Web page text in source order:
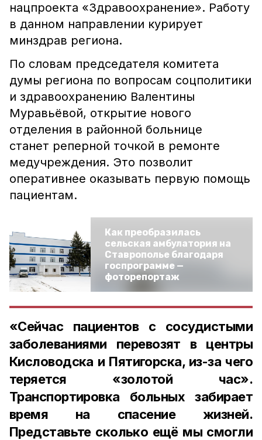
нацпроекта «Здравоохранение». Работу
в данном направлении курирует
минздрав региона.
По словам председателя комитета
думы региона по вопросам соцполитики
и здравоохранению Валентины
Муравьёвой, открытие нового
отделения в районной больнице
станет реперной точкой в ремонте
медучреждения. Это позволит
оперативнее оказывать первую помощь
пациентам.
Как преобразилась
сельская амбулатория на
Ставрополье благодаря
госпрограмме —
фоторепортаж
«Сейчас пациентов с сосудистыми
заболеваниями перевозят в центры
Кисловодска и Пятигорска, из-за чего
теряется «золотой час».
Транспортировка больных забирает
время на спасение жизней.
Представьте сколько ещё мы смогли